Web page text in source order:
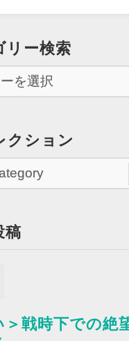
リー検索
クション
稿
＞戦時下での絶